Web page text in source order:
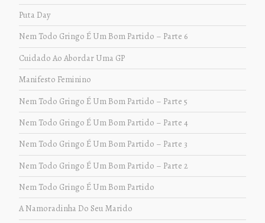
Puta Day
Nem Todo Gringo É Um Bom Partido – Parte 6
Cuidado Ao Abordar Uma GP
Manifesto Feminino
Nem Todo Gringo É Um Bom Partido – Parte 5
Nem Todo Gringo É Um Bom Partido – Parte 4
Nem Todo Gringo É Um Bom Partido – Parte 3
Nem Todo Gringo É Um Bom Partido – Parte 2
Nem Todo Gringo É Um Bom Partido
A Namoradinha Do Seu Marido